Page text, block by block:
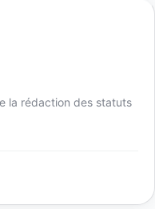
la rédaction des statuts